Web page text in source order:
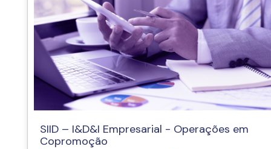
SIID – I&D&I Empresarial - Operações em
Copromoção